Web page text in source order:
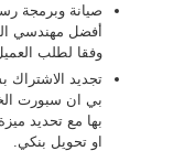
صيانة وبرمجة
أفضل مهندسي
وفقا لطلب
تجديد الاشتراك
بي ان سبورت
بها مع تحديد
او تحويل بنكي.